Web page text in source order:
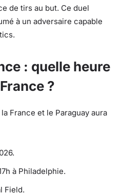
de tirs au but. Ce duel
à un adversaire capable
: quelle heure
?
France et le Paraguay aura
à Philadelphie.
Field.